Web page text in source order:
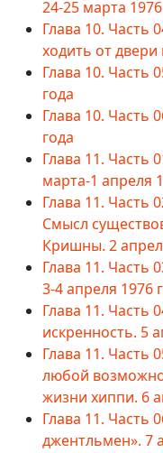
24-25 марта
Глава 10.
ходить от двери
Глава 10. Часть
года
Глава 10. Часть
года
Глава 11. Часть
марта-1 апреля
Глава 11. Часть
Смысл
Кришны. 2
Глава 11. Часть
3-4 апреля 1976
Глава 11. Часть
искренность. 5
Глава 11. Часть
любой
жизни хиппи. 6
Глава 11.
джентльмен». 7